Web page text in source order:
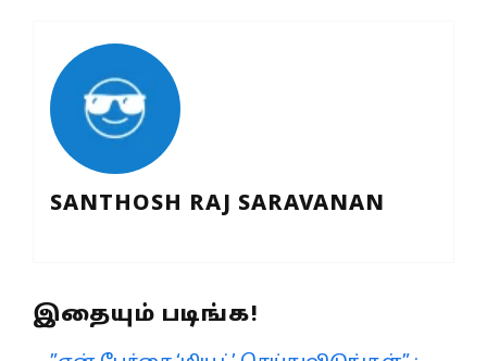
SANTHOSH RAJ SARAVANAN
இதையும் படிங்க!